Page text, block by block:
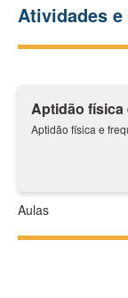
Atividades
Aptidão física
Aptidão física e
Aulas